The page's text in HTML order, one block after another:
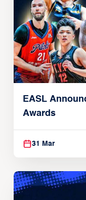
EASL
Awards
31 Mar